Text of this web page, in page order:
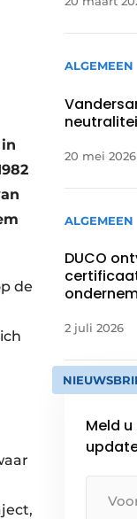
de
ALGEMEEN
20 mei 2026
ALGEMEEN
DUCO
2 juli 2026
Meld